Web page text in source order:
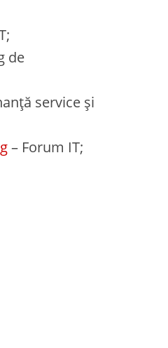
de
service și
– Forum IT;